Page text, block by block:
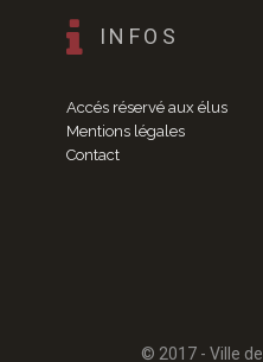
Solidarité
La Récré du Jeudi
Résidence sénior
Règlementation
Marchés
INFOS
Accés réservé aux élus
Mentions légales
Contact
© 2017 - Ville